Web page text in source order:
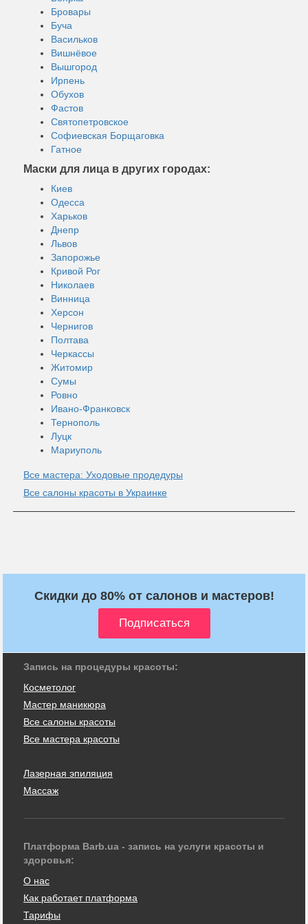
Бровары
Буча
Васильков
Вишнёвое
Вышгород
Ирпень
Обухов
Фастов
Святопетровское
Софиевская Борщаговка
Гатное
Маски для лица в других городах:
Киев
Одесса
Харьков
Днепр
Львов
Запорожье
Кривой Рог
Николаев
Винница
Херсон
Чернигов
Полтава
Черкассы
Житомир
Сумы
Ровно
Ивано-Франковск
Тернополь
Луцк
Мариуполь
Все мастера: Уходовые продедуры
Все салоны красоты в Украинке
Скидки до 80% от салонов и мастеров!
Запись на процедуры красоты:
Косметолог
Мастер маникюра
Все салоны красоты
Все мастера красоты
Лазерная эпиляция
Массаж
Платформа Barb.ua - запись на услуги красоты и
здоровья:
О нас
Как работает платформа
Тарифы